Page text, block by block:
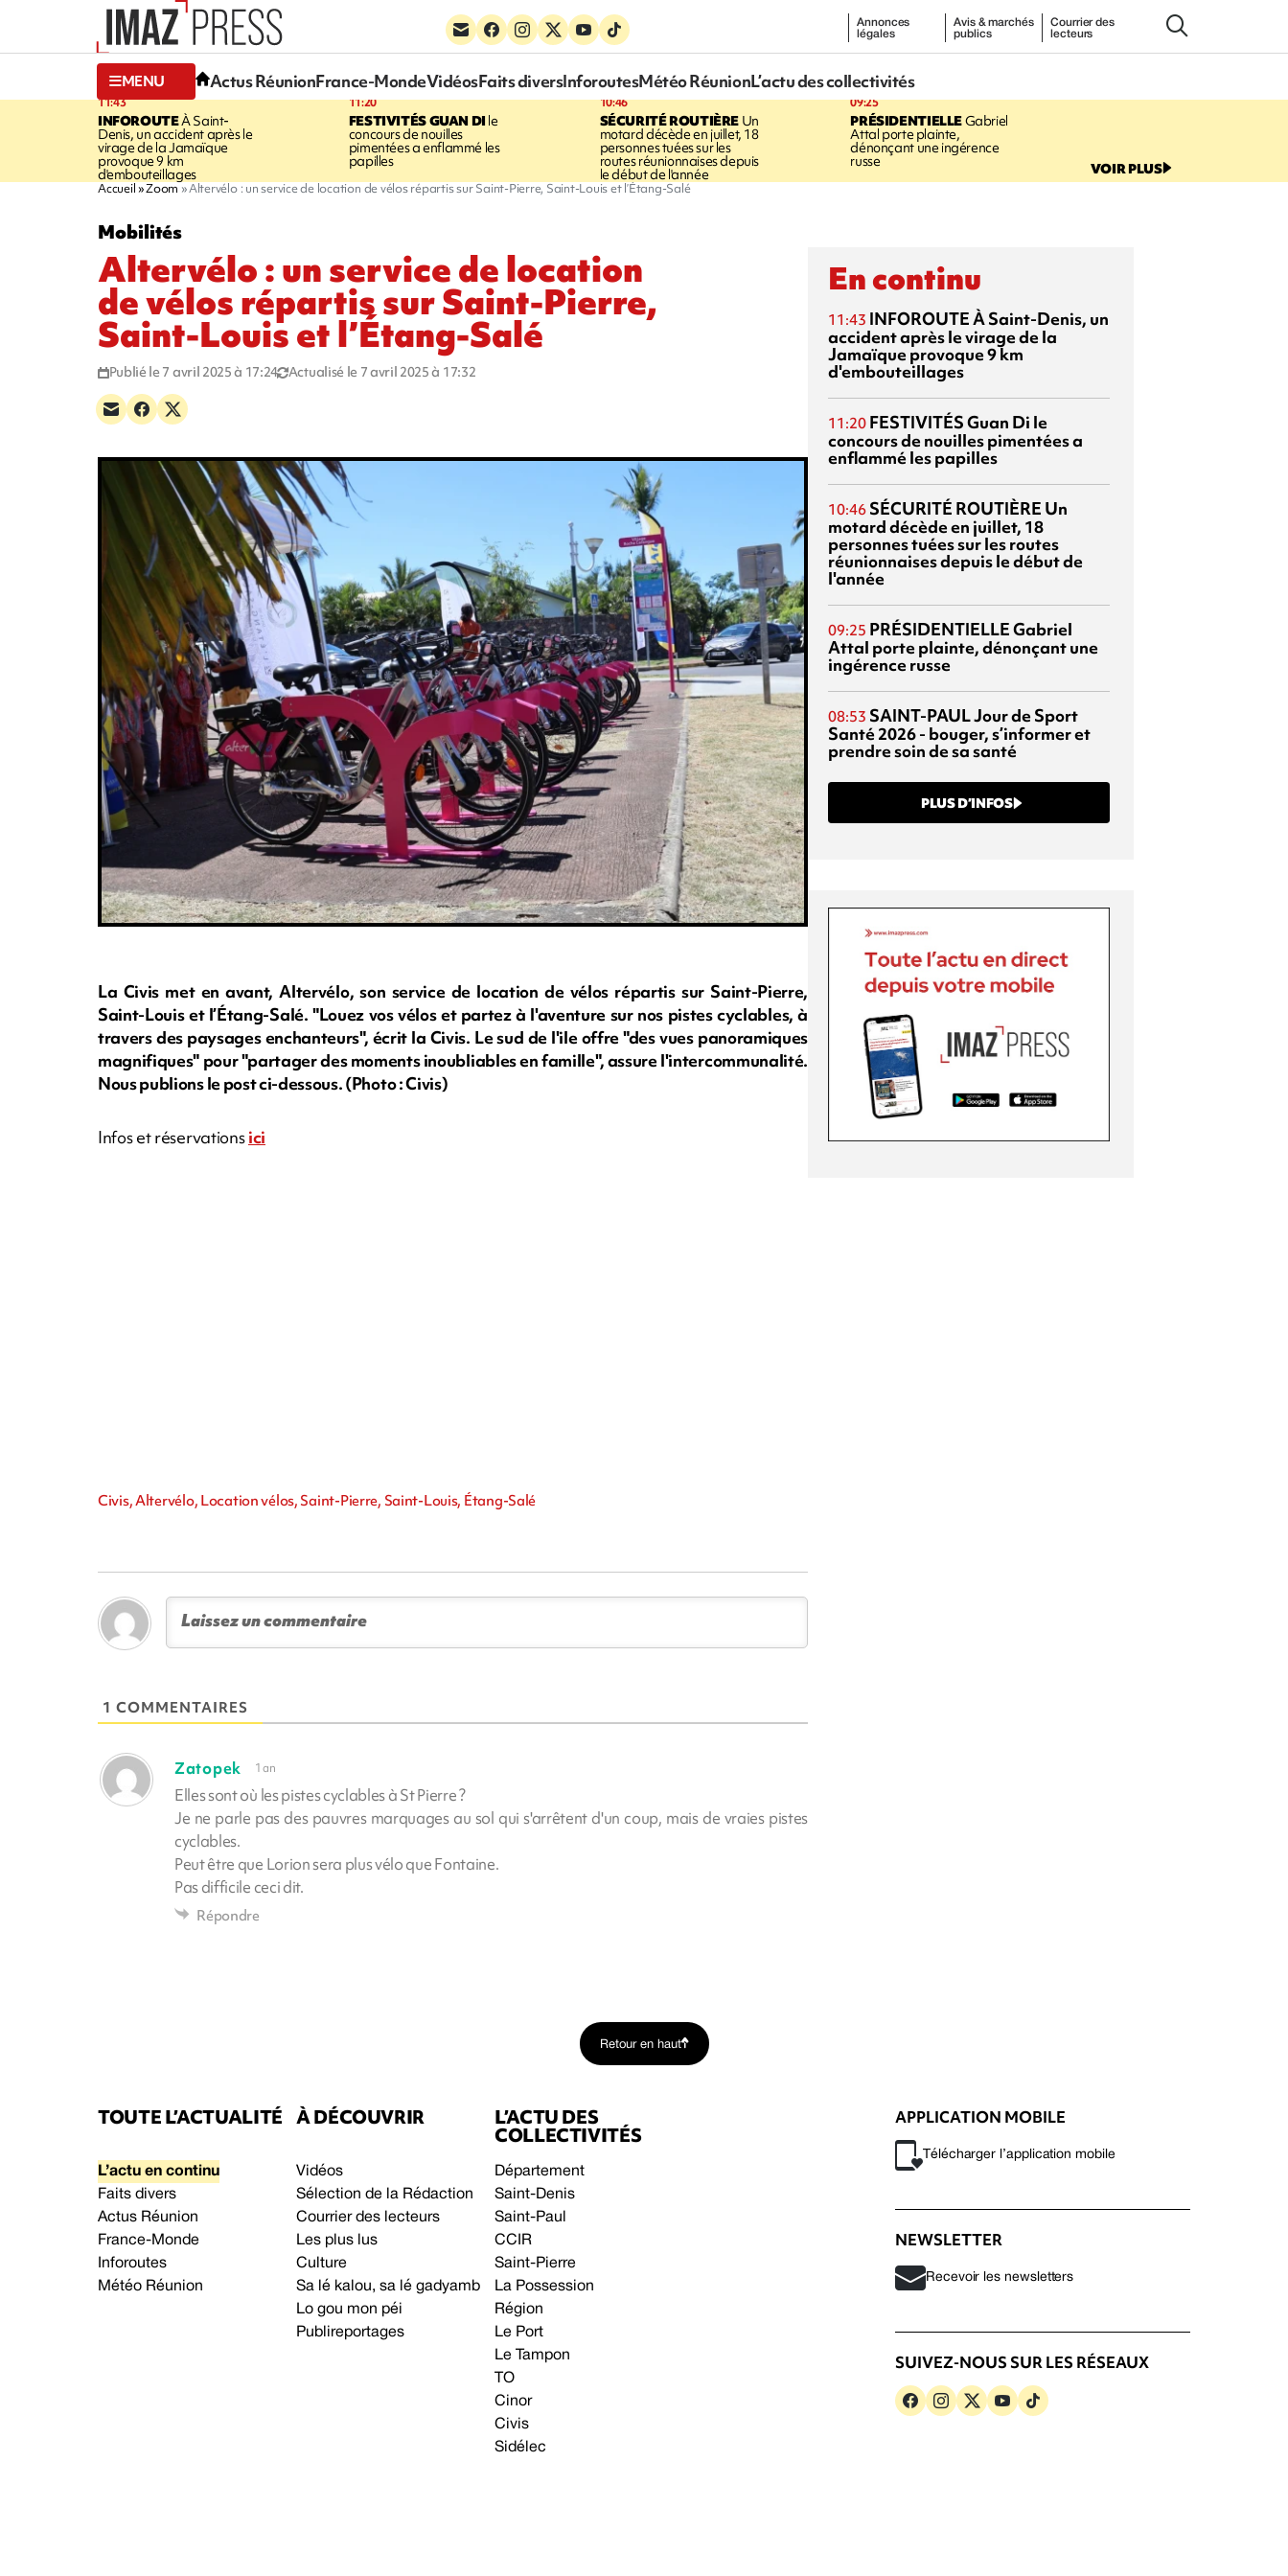
Annonces
légales
Avis & marchés
publics
Courrier des
lecteurs
MENU Actus RéunionFrance-MondeVidéosFaits diversInforoutesMétéo RéunionL’actu des collectivités
11:43
INFOROUTEÀ Saint-
Denis, un accident après le
virage de la Jamaïque
provoque 9 km
d'embouteillages
11:20
FESTIVITÉSGUAN DIle
concours de nouilles
pimentées a enflammé les
papilles
10:46
SÉCURITÉ ROUTIÈRE Un
motard décède en juillet, 18
personnes tuées sur les
routes réunionnaises depuis
le début de l'année
09:25
PRÉSIDENTIELLEGabriel
Attal porte plainte,
dénonçant une ingérence
russe VOIR PLUS
Accueil Zoom Altervélo : un service de location de vélos répartis sur Saint-Pierre, Saint-Louis et l’Étang-Salé
Mobilités
Altervélo : un service de location
de vélos répartis sur Saint-Pierre,
Saint-Louis et l’Étang-Salé
Publié le 7 avril 2025 à 17:24 Actualisé le 7 avril 2025 à 17:32
La Civis met en avant, Altervélo, son service de location de vélos répartis sur Saint-Pierre,
Saint-Louis et l’Étang-Salé. "Louez vos vélos et partez à l'aventure sur nos pistes cyclables, à
travers des paysages enchanteurs", écrit la Civis. Le sud de l'ile offre "des vues panoramiques
magnifiques" pour "partager des moments inoubliables en famille", assure l'intercommunalité.
Nous publions le post ci-dessous. (Photo : Civis)
Infos et réservationsici
Civis, Altervélo, Location vélos, Saint-Pierre, Saint-Louis, Étang-Salé
1 COMMENTAIRES
Zatopek 1 an
Elles sont où les pistes cyclables à St Pierre ?
Je ne parle pas des pauvres marquages au sol qui s'arrêtent d'un coup, mais de vraies pistes
cyclables.
Peut être que Lorion sera plus vélo que Fontaine.
Pas difficile ceci dit.
Répondre
En continu
11:43 INFOROUTEÀ Saint-Denis, un
accident après le virage de la
Jamaïque provoque 9 km
d'embouteillages
11:20 FESTIVITÉSGuan Di le
concours de nouilles pimentées a
enflammé les papilles
10:46 SÉCURITÉ ROUTIÈRE Un
motard décède en juillet, 18
personnes tuées sur les routes
réunionnaises depuis le début de
l'année
09:25 PRÉSIDENTIELLEGabriel
Attal porte plainte, dénonçant une
ingérence russe
08:53 SAINT-PAULJour de Sport
Santé 2026 - bouger, s’informer et
prendre soin de sa santé
PLUS D’INFOS
Retour en haut
TOUTE L’ACTUALITÉ
L’actu en continu
Faits divers
Actus Réunion
France-Monde
Inforoutes
Météo Réunion
À DÉCOUVRIR
Vidéos
Sélection de la Rédaction
Courrier des lecteurs
Les plus lus
Culture
Sa lé kalou, sa lé gadyamb
Lo gou mon péi
Publireportages
L’ACTU DES
COLLECTIVITÉS
Département
Saint-Denis
Saint-Paul
CCIR
Saint-Pierre
La Possession
Région
Le Port
Le Tampon
TO
Cinor
Civis
Sidélec
APPLICATION MOBILE
Télécharger l’application mobile
NEWSLETTER
Recevoir les newsletters
SUIVEZ-NOUS SUR LES RÉSEAUX